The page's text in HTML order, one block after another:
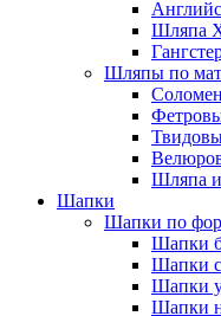
Шляпа
Шляпы по
Шляпа
Шапки
Шапки по
Шапки
Шапки
Шапки
Шапки